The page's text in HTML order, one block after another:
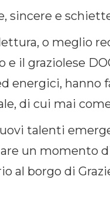
sincere e
o meglio
e il graziolese
energici, hanno
di cui mai
talenti
un momento
al borgo di